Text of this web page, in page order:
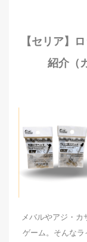
【セリア】
紹介（
メバルやアジ・カ
ゲーム。そんな